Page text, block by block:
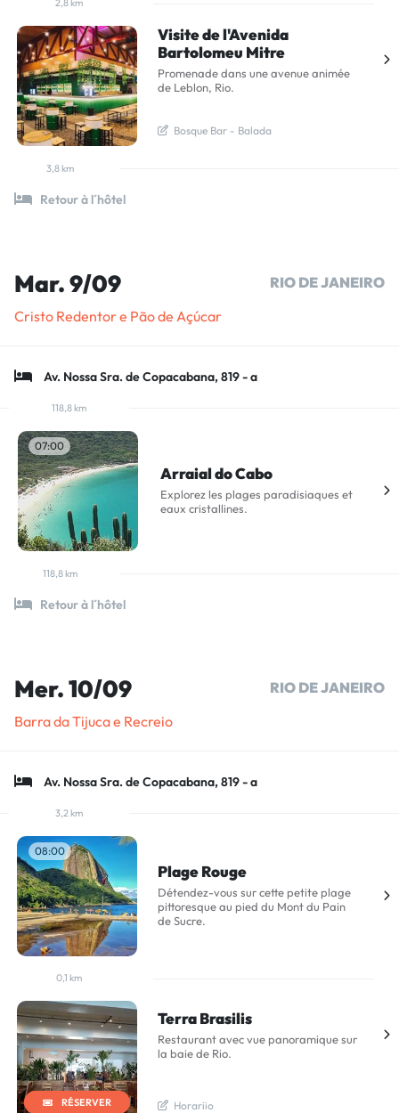
2,8 km
Visite de l'Avenida
Bartolomeu Mitre
Promenade dans une avenue animée
de Leblon, Rio.
Bosque Bar - Balada
3,8 km
Retour à l´hôtel
Mar. 9/09
RIO DE JANEIRO
Cristo Redentor e Pão de Açúcar
Av. Nossa Sra. de Copacabana, 819 - a
118,8 km
07:00
Arraial do Cabo
Explorez les plages paradisiaques et
eaux cristallines.
118,8 km
Retour à l´hôtel
Mer. 10/09
RIO DE JANEIRO
Barra da Tijuca e Recreio
Av. Nossa Sra. de Copacabana, 819 - a
3,2 km
08:00
Plage Rouge
Détendez-vous sur cette petite plage
pittoresque au pied du Mont du Pain
de Sucre.
0,1 km
RÉSERVER
Terra Brasilis
Restaurant avec vue panoramique sur
la baie de Rio.
Horariio